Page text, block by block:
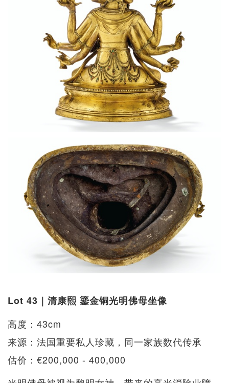
Lot 43｜清康熙 鎏金铜光明佛母坐像
高度：43cm
来源：法国重要私人珍藏，同一家族数代传承
估价：€200,000 - 400,000